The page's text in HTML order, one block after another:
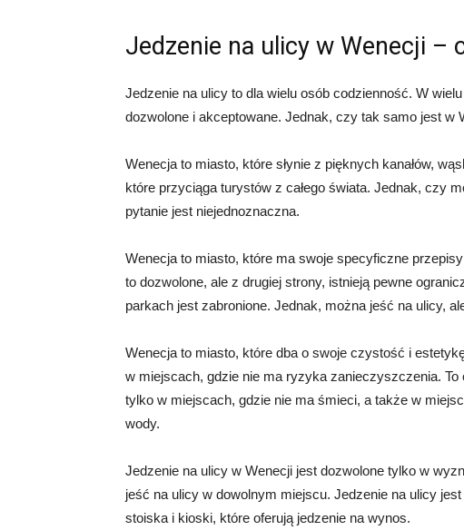
Jedzenie na ulicy w Wenecji –
Jedzenie na ulicy to dla wielu osób codzienność. W
dozwolone i akceptowane. Jednak, czy tak samo jest w
Wenecja to miasto, które słynie z pięknych kanałów,
które przyciąga turystów z całego świata. Jednak, czy
pytanie jest niejednoznaczna.
Wenecja to miasto, które ma swoje specyficzne
to dozwolone, ale z drugiej strony, istnieją pewne
parkach jest zabronione. Jednak, można jeść na ulicy,
Wenecja to miasto, które dba o swoje czystość i
w miejscach, gdzie nie ma ryzyka zanieczyszczenia.
tylko w miejscach, gdzie nie ma śmieci, a także w
wody.
Jedzenie na ulicy w Wenecji jest dozwolone tylko w
jeść na ulicy w dowolnym miejscu. Jedzenie na ulicy
stoiska i kioski, które oferują jedzenie na wynos.